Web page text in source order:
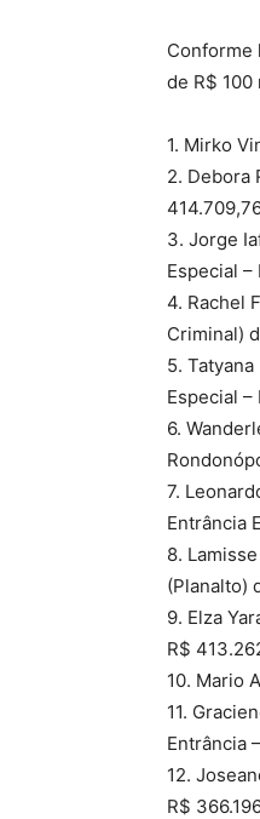
Conforme
de R$ 100
1. Mirko
2. Debora
3. Jorge
Especial –
4. Rachel
Criminal)
5.
Especial –
6.
7.
Entrância
8.
(Planalto)
9. Elza
R$
10. Mario
11.
Entrância
12.
R$